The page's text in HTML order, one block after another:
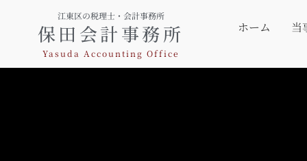
江東区の税理士・会計事務所
保田会計事務所
Yasuda Accounting Office
ホーム 当